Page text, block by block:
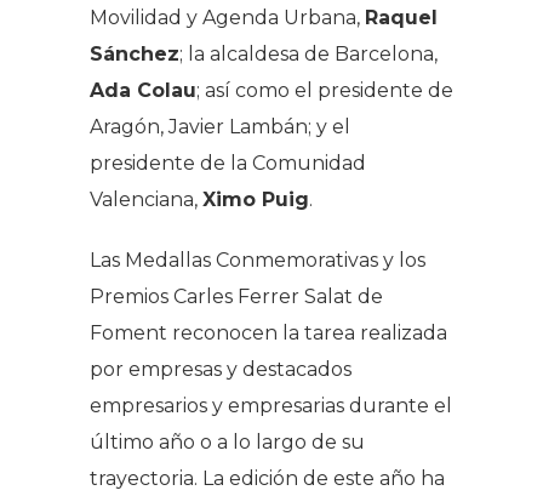
Movilidad y Agenda Urbana, Raquel
Sánchez; la alcaldesa de Barcelona,
Ada Colau; así como el presidente de
Aragón, Javier Lambán; y el
presidente de la Comunidad
Valenciana, Ximo Puig.
Las Medallas Conmemorativas y los
Premios Carles Ferrer Salat de
Foment reconocen la tarea realizada
por empresas y destacados
empresarios y empresarias durante el
último año o a lo largo de su
trayectoria. La edición de este año ha